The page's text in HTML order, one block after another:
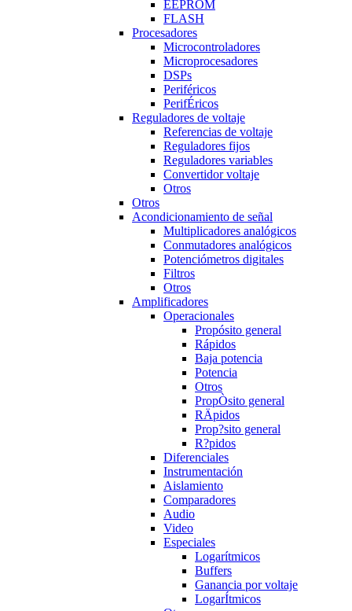
EEPROM
FLASH
Procesadores
Microcontroladores
Microprocesadores
DSPs
Periféricos
PerifÉricos
Reguladores de voltaje
Referencias de voltaje
Reguladores fijos
Reguladores variables
Convertidor voltaje
Otros
Otros
Acondicionamiento de señal
Multiplicadores analógicos
Conmutadores analógicos
Potenciómetros digitales
Filtros
Otros
Amplificadores
Operacionales
Propósito general
Rápidos
Baja potencia
Potencia
Otros
PropÒsito general
RÄpidos
Prop?sito general
R?pidos
Diferenciales
Instrumentación
Aislamiento
Comparadores
Audio
Video
Especiales
Logarítmicos
Buffers
Ganancia por voltaje
LogarÍtmicos